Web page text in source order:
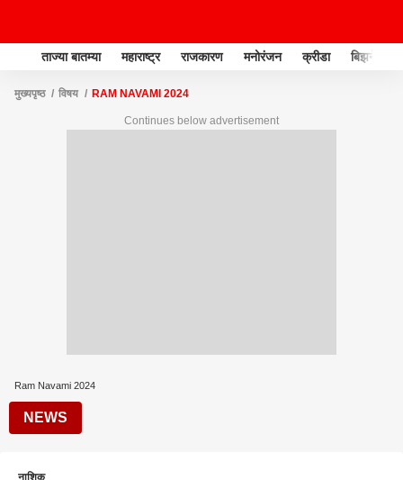
ताज्या बातम्या महाराष्ट्र राजकारण मनोरंजन क्रीडा बिझनेस
मुख्यपृष्ठ विषय RAM NAVAMI 2024
Continues below advertisement
Ram Navami 2024
NEWS
नाशिक